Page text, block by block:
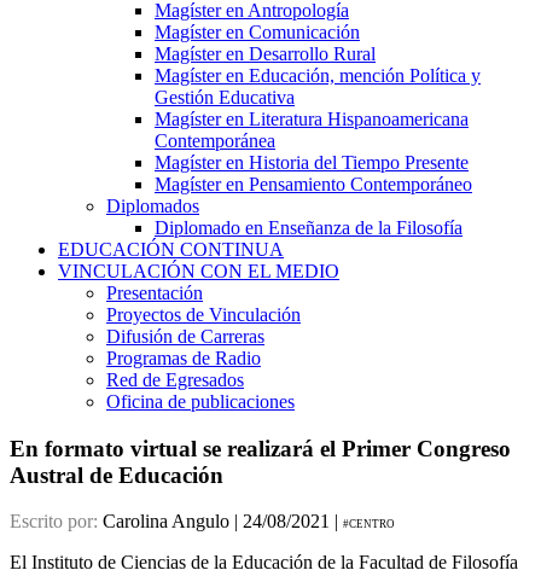
Magíster en Antropología
Magíster en Comunicación
Magíster en Desarrollo Rural
Magíster en Educación, mención Política y
Gestión Educativa
Magíster en Literatura Hispanoamericana
Contemporánea
Magíster en Historia del Tiempo Presente
Magíster en Pensamiento Contemporáneo
Diplomados
Diplomado en Enseñanza de la Filosofía
EDUCACIÓN CONTINUA
VINCULACIÓN CON EL MEDIO
Presentación
Proyectos de Vinculación
Difusión de Carreras
Programas de Radio
Red de Egresados
Oficina de publicaciones
En formato virtual se realizará el Primer Congreso
Austral de Educación
Escrito por: Carolina Angulo | 24/08/2021 | #CENTRO
El Instituto de Ciencias de la Educación de la Facultad de Filosofía